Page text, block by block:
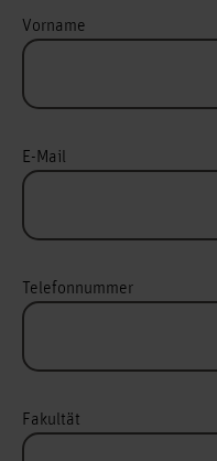
Vorname
E-Mail
Telefonnummer
Fakultät